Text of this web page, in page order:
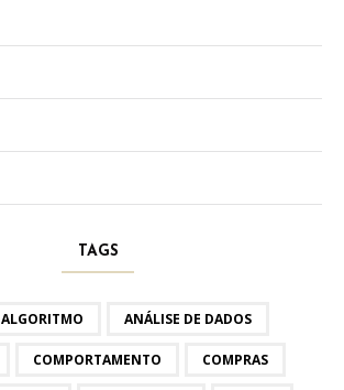
TAGS
ALGORITMO ANÁLISE DE DADOS
COMPORTAMENTO COMPRAS